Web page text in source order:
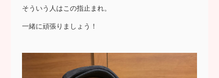
そういう人はこの指止まれ。
一緒に頑張りましょう！